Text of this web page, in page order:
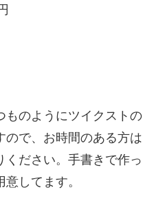
ものようにツイクストの
ので、お時間のある方は
ください。手書きで作っ
してます。